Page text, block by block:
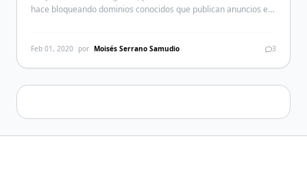
hace bloqueando dominios conocidos que publican anuncios e
una de las listas de bloqueo. En […]
Feb 01, 2020 por Moisés Serrano Samudio 3